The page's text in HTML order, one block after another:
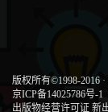
版权所有©1998-2016 ·
京ICP备14025786号-1
出版物经营许可证 新